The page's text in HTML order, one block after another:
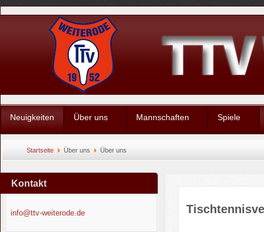
Neuigkeiten Über uns Mannschaften Spiele
Startseite Über uns Über uns
Kontakt
info@ttv-weiterode.de